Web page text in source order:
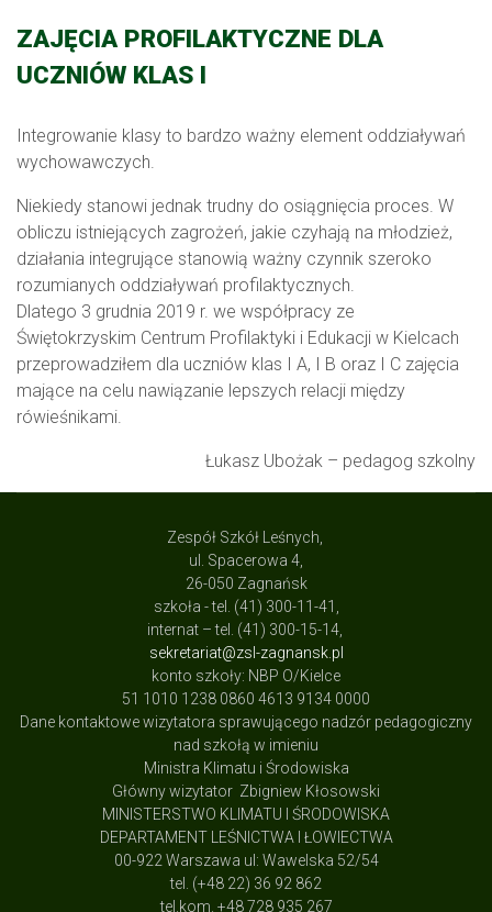
ZAJĘCIA PROFILAKTYCZNE DLA
UCZNIÓW KLAS I
Integrowanie klasy to bardzo ważny element oddziaływań
wychowawczych.
Niekiedy stanowi jednak trudny do osiągnięcia proces. W
obliczu istniejących zagrożeń, jakie czyhają na młodzież,
działania integrujące stanowią ważny czynnik szeroko
rozumianych oddziaływań profilaktycznych.
Dlatego 3 grudnia 2019 r. we współpracy ze
Świętokrzyskim Centrum Profilaktyki i Edukacji w Kielcach
przeprowadziłem dla uczniów klas I A, I B oraz I C zajęcia
mające na celu nawiązanie lepszych relacji między
rówieśnikami.
Łukasz Ubożak – pedagog szkolny
Zespół Szkół Leśnych,
ul. Spacerowa 4,
26-050 Zagnańsk
szkoła - tel. (41) 300-11-41,
internat – tel. (41) 300-15-14,
sekretariat@zsl-zagnansk.pl
konto szkoły: NBP O/Kielce
51 1010 1238 0860 4613 9134 0000
Dane kontaktowe wizytatora sprawującego nadzór pedagogiczny
nad szkołą w imieniu
Ministra Klimatu i Środowiska
Główny wizytator Zbigniew Kłosowski
MINISTERSTWO KLIMATU I ŚRODOWISKA
DEPARTAMENT LEŚNICTWA I ŁOWIECTWA
00-922 Warszawa ul: Wawelska 52/54
tel. (+48 22) 36 92 862
tel.kom. +48 728 935 267